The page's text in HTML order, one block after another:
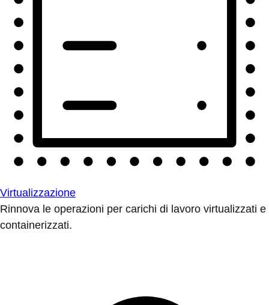
Virtualizzazione
Rinnova le operazioni per carichi di lavoro virtualizzati e
containerizzati.